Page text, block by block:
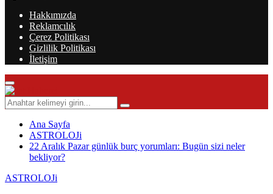
Hakkımızda
Reklamcılık
Çerez Politikası
Gizlilik Politikası
İletişim
Primary
Menu
Search
for:
Search
Ana Sayfa
ASTROLOJi
22 Aralık Pazar günlük burç yorumları: Bugün sizi neler
bekliyor?
ASTROLOJi